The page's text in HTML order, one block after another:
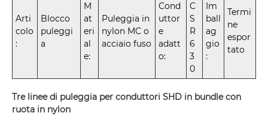
Arti
colo
:
Blocco
puleggi
a
M
at
eri
al
e:
Puleggia in
nylon MC o
acciaio fuso
Cond
uttor
e
adatt
o:
C
S
R
6
3
0
Im
ball
ag
gio
:
Termi
ne
espor
tato
Tre linee di puleggia per conduttori SHD in bundle con
ruota in nylon